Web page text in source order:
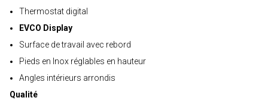
Thermostat digital
EVCO Display
Surface de travail avec rebord
Pieds en Inox réglables en hauteur
Angles intérieurs arrondis
Qualité